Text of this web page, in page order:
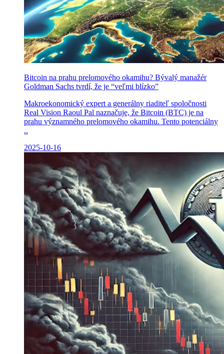
Bitcoin na prahu prelomového okamihu? Bývalý manažér
Goldman Sachs tvrdí, že je “veľmi blízko”
Makroekonomický expert a generálny riaditeľ spoločnosti
Real Vision Raoul Pal naznačuje, že Bitcoin (BTC) je na
prahu významného prelomového okamihu. Tento potenciálny
..
2025-10-16